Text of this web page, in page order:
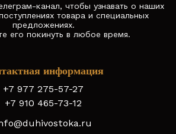
канал, чтобы узнавать о наших
товара и специальных
предложениях.
его покинуть в любое время.
информация
+7 977 275-57-27
+7 910 465-73-12